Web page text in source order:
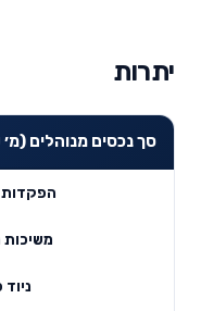
יתרות
סך נכסים מנוהלים
הפקדות
משיכות